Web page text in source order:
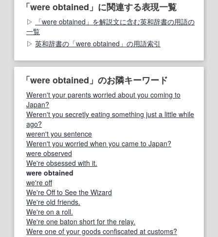
「were obtained」に関連する表現一覧
「were obtained」を解説文に含む英和辞書の用語の
一覧
英和辞書の「were obtained」の用語索引
「were obtained」のお隣キーワード
Weren't your parents worried about you coming to
Japan?
Weren't you secretly eating something just a little while
ago?
weren't you sentence
Weren't you worried when you came to Japan?
were observed
We're obsessed with it.
were obtained
we're off
We're Off to See the Wizard
We're old friends.
We're on a roll.
We're one baton short for the relay.
Were one of your goods confiscated at customs?